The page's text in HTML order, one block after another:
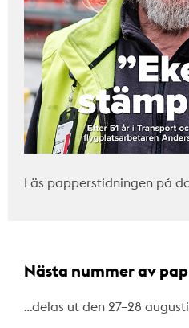
Läs papperstidningen på
Nästa nummer av
…delas ut den 27–28